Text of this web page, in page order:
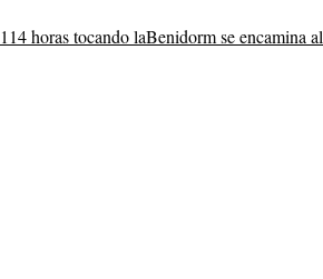
114 horas tocando laBenidorm se encamina al